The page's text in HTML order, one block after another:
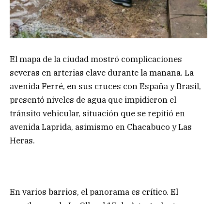
El mapa de la ciudad mostró complicaciones
severas en arterias clave durante la mañana. La
avenida Ferré, en sus cruces con España y Brasil,
presentó niveles de agua que impidieron el
tránsito vehicular, situación que se repitió en
avenida Laprida, asimismo en Chacabuco y Las
Heras.
En varios barrios, el panorama es crítico. El